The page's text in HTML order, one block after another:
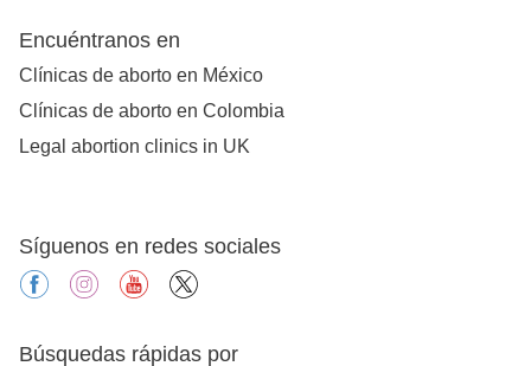
Encuéntranos en
Clínicas de aborto en México
Clínicas de aborto en Colombia
Legal abortion clinics in UK
Síguenos en redes sociales
facebookinstagramyoutube
Búsquedas rápidas por